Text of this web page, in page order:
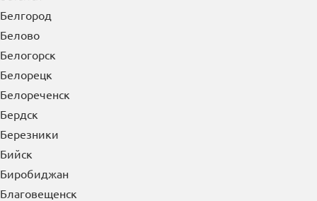
Белгород
Белово
Белогорск
Белорецк
Белореченск
Бердск
Березники
Бийск
Биробиджан
Благовещенск